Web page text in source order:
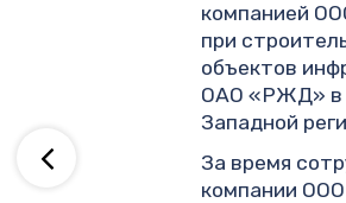
компанией
при
объектов
ОАО «РЖД» в
Западной
За время
компании